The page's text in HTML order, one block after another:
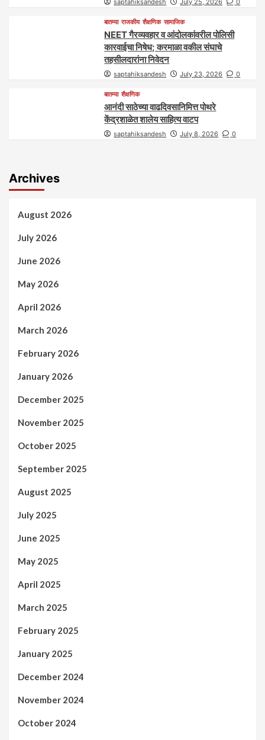
saptahiksandesh July 25, 2026 0
बातम्या राजकीय शैक्षणिक सामाजिक
NEET गैरव्यवहार व आंदोलकांवरील पोलिसी
कारवाईचा निषेध; करमाळा वकील संघाचे
तहसीलदारांना निवेदन
saptahiksandesh July 23, 2026 0
बातम्या शैक्षणिक
आनंदी साठेच्या वाढदिवसानिमित्त पोथरे
केंद्रशाळेत शालेय साहित्य वाटप
saptahiksandesh July 8, 2026 0
Archives
August 2026
July 2026
June 2026
May 2026
April 2026
March 2026
February 2026
January 2026
December 2025
November 2025
October 2025
September 2025
August 2025
July 2025
June 2025
May 2025
April 2025
March 2025
February 2025
January 2025
December 2024
November 2024
October 2024